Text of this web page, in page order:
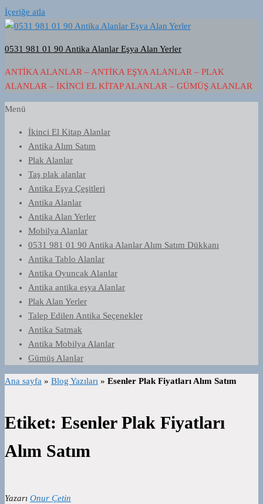
İçeriğe atla
0531 981 01 90 Antika Alanlar Eşya Alan Yerler
ANTIKA ALANLAR – ANTIKA EŞYA ALANLAR – PLAK
ALANLAR – İKINCI EL KITAP ALANLAR – GÜMÜŞ ALANLAR
Menü
İkinci El Kitap Alanlar
Antika Alım Satım
Plak Alanlar
Taş plak alanlar
Antika Eşya Çeşitleri
Antika Alanlar
Antika Alan Yerler
Mobilya Alanlar
0531 981 01 90 Antika Alanlar Alım Satım Dükkanı
Antika Tablo Alanlar
Antika Oyuncak Alanlar
Antika antika eşya Alanlar
Plak Alan Yerler
Talep Edilen Antika Seçenekler
Antika Satmak
Antika Mobilya Alanlar
Gümüş Alanlar
Ana sayfa » Blog Yazıları » Esenler Plak Fiyatları Alım Satım
Etiket: Esenler Plak Fiyatları
Alım Satım
Yazarı Onur Çetin